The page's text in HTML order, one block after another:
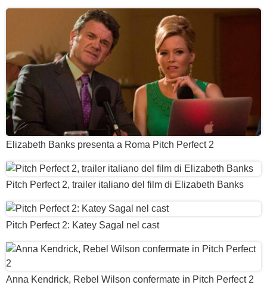
Elizabeth Banks presenta a Roma Pitch Perfect 2
Pitch Perfect 2, trailer italiano del film di Elizabeth Banks
Pitch Perfect 2: Katey Sagal nel cast
Anna Kendrick, Rebel Wilson confermate in Pitch Perfect 2